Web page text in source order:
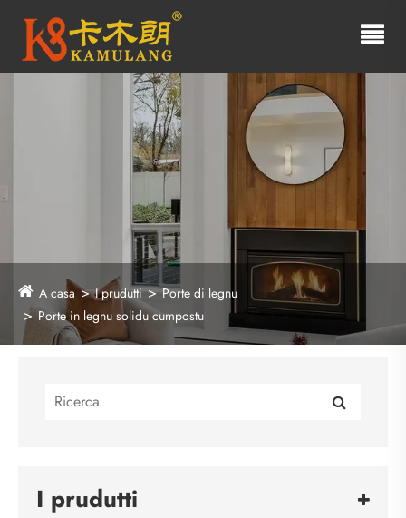
A casa I prudutti
Porte di legnu
Porte in legnu solidu cumpostu
I prudutti